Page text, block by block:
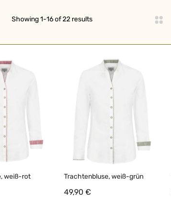
Showing1-16of22 results
weiß-rot Trachtenbluse, weiß-grün
49,90 €